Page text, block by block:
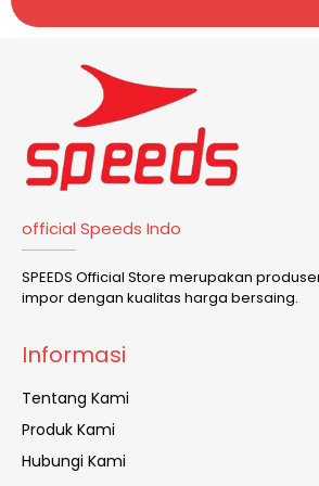
official Speeds Indo
SPEEDS Official Store merupakan
impor dengan kualitas harga bersaing.
Informasi
Tentang Kami
Produk Kami
Hubungi Kami